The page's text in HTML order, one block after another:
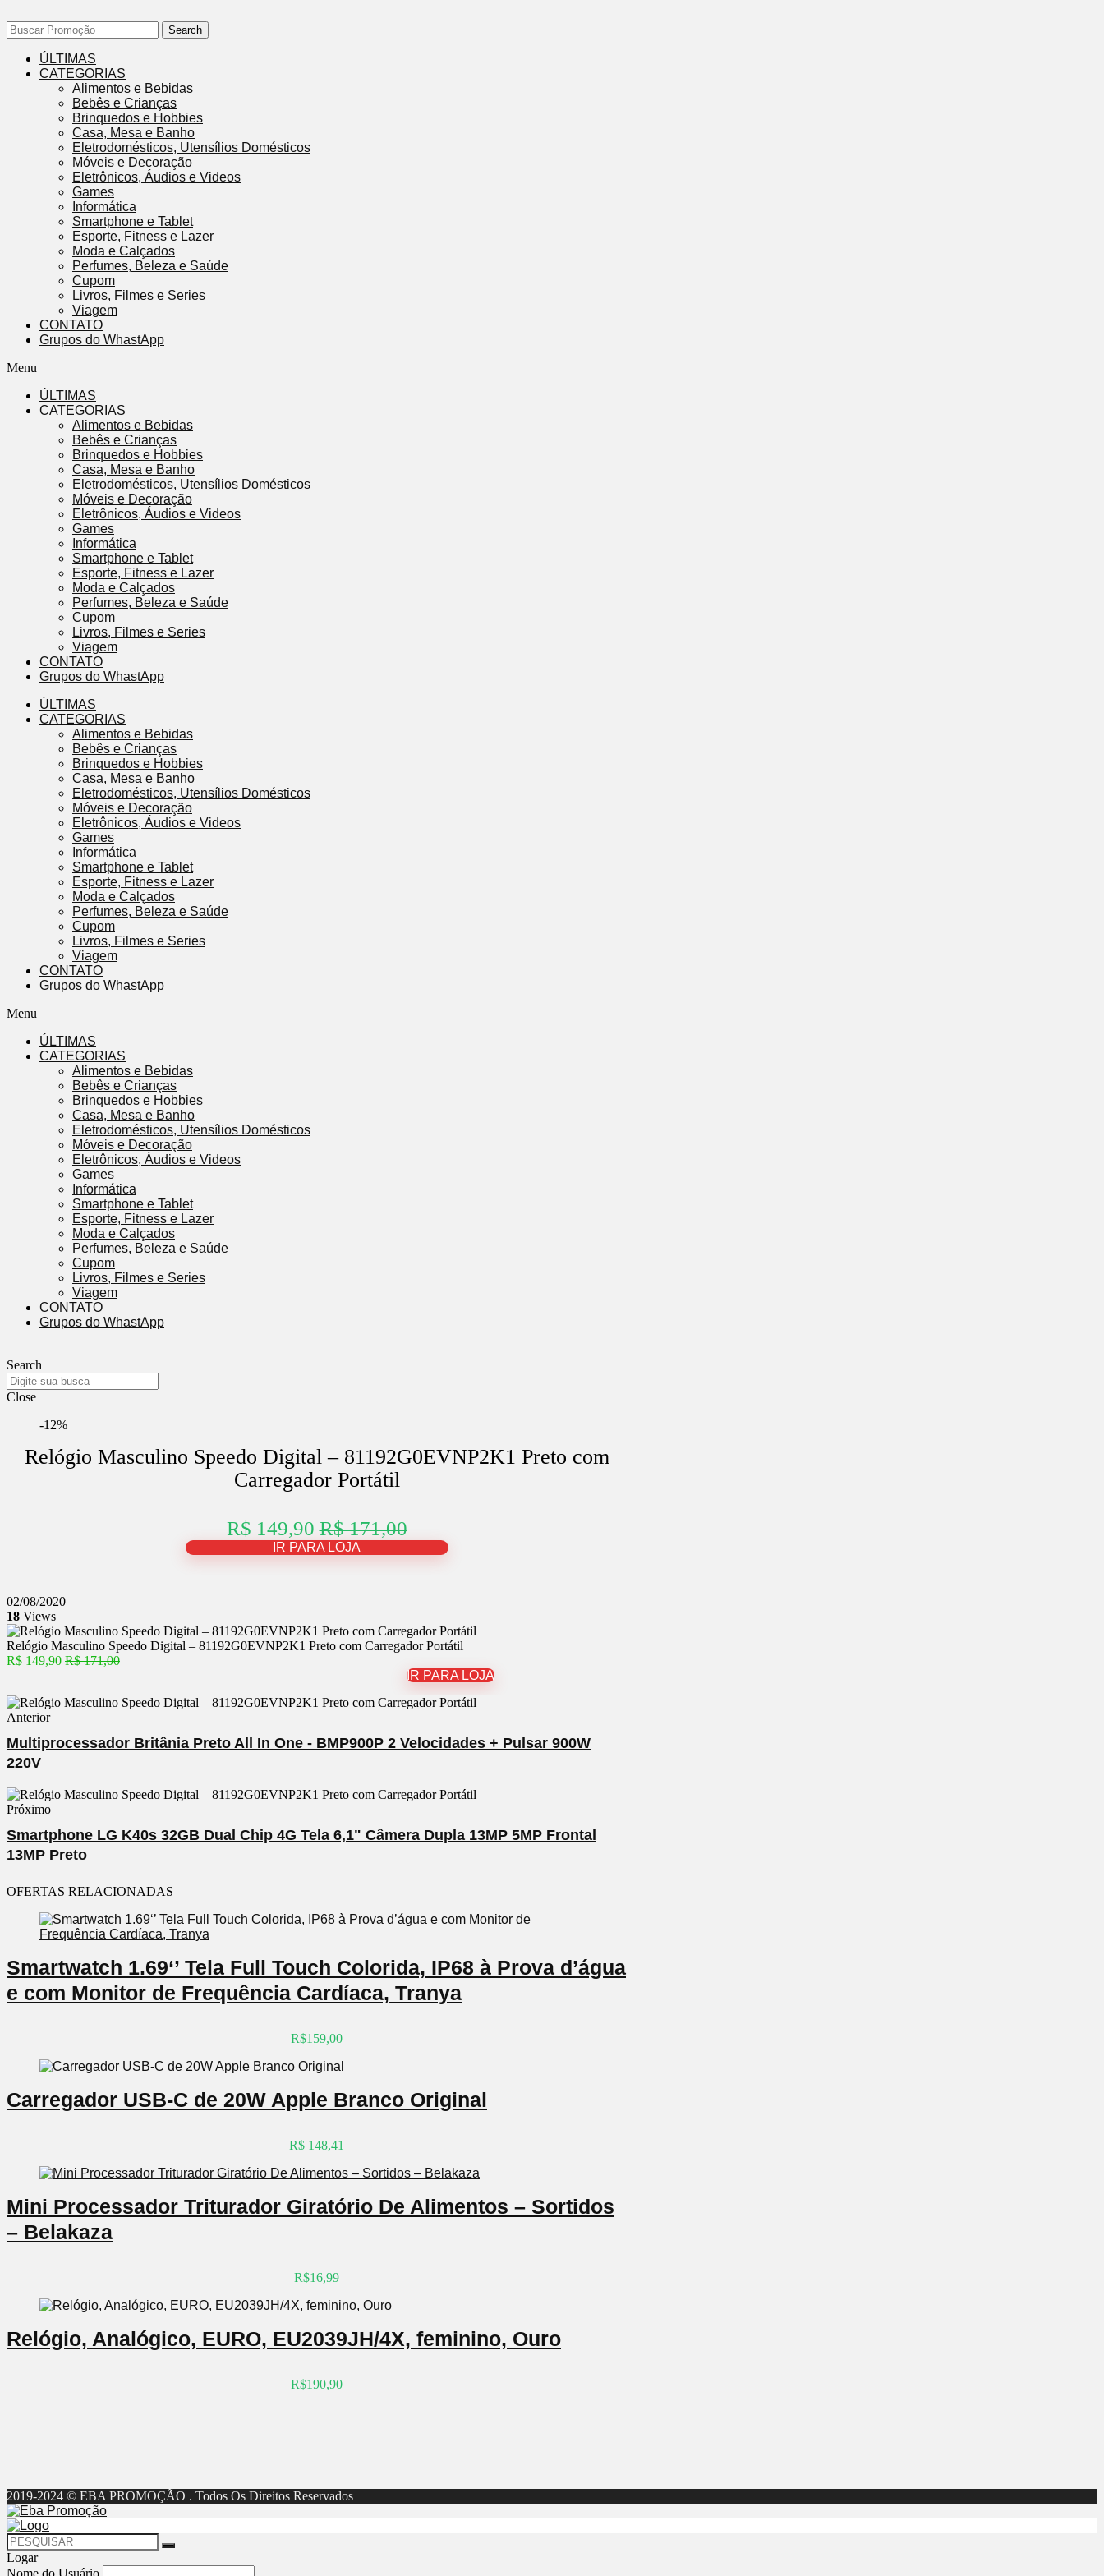
Search
ÚLTIMAS
CATEGORIAS
Alimentos e Bebidas
Bebês e Crianças
Brinquedos e Hobbies
Casa, Mesa e Banho
Eletrodomésticos, Utensílios Domésticos
Móveis e Decoração
Eletrônicos, Áudios e Videos
Games
Informática
Smartphone e Tablet
Esporte, Fitness e Lazer
Moda e Calçados
Perfumes, Beleza e Saúde
Cupom
Livros, Filmes e Series
Viagem
CONTATO
Grupos do WhastApp
Menu
ÚLTIMAS
CATEGORIAS
Alimentos e Bebidas
Bebês e Crianças
Brinquedos e Hobbies
Casa, Mesa e Banho
Eletrodomésticos, Utensílios Domésticos
Móveis e Decoração
Eletrônicos, Áudios e Videos
Games
Informática
Smartphone e Tablet
Esporte, Fitness e Lazer
Moda e Calçados
Perfumes, Beleza e Saúde
Cupom
Livros, Filmes e Series
Viagem
CONTATO
Grupos do WhastApp
ÚLTIMAS
CATEGORIAS
Alimentos e Bebidas
Bebês e Crianças
Brinquedos e Hobbies
Casa, Mesa e Banho
Eletrodomésticos, Utensílios Domésticos
Móveis e Decoração
Eletrônicos, Áudios e Videos
Games
Informática
Smartphone e Tablet
Esporte, Fitness e Lazer
Moda e Calçados
Perfumes, Beleza e Saúde
Cupom
Livros, Filmes e Series
Viagem
CONTATO
Grupos do WhastApp
Menu
ÚLTIMAS
CATEGORIAS
Alimentos e Bebidas
Bebês e Crianças
Brinquedos e Hobbies
Casa, Mesa e Banho
Eletrodomésticos, Utensílios Domésticos
Móveis e Decoração
Eletrônicos, Áudios e Videos
Games
Informática
Smartphone e Tablet
Esporte, Fitness e Lazer
Moda e Calçados
Perfumes, Beleza e Saúde
Cupom
Livros, Filmes e Series
Viagem
CONTATO
Grupos do WhastApp
Search
Close
-12%
Relógio Masculino Speedo Digital – 81192G0EVNP2K1 Preto com
Carregador Portátil
R$ 149,90R$ 171,00
IR PARA LOJA
02/08/2020
18 Views
Relógio Masculino Speedo Digital – 81192G0EVNP2K1 Preto com Carregador Portátil
R$ 149,90 R$ 171,00
IR PARA LOJA
Anterior
Multiprocessador Britânia Preto All In One - BMP900P 2 Velocidades + Pulsar 900W
220V
Próximo
Smartphone LG K40s 32GB Dual Chip 4G Tela 6,1" Câmera Dupla 13MP 5MP Frontal
13MP Preto
OFERTAS RELACIONADAS
Smartwatch 1.69‘’ Tela Full Touch Colorida, IP68 à Prova d’água
e com Monitor de Frequência Cardíaca, Tranya
R$159,00
Carregador USB-C de 20W Apple Branco Original
R$ 148,41
Mini Processador Triturador Giratório De Alimentos – Sortidos
– Belakaza
R$16,99
Relógio, Analógico, EURO, EU2039JH/4X, feminino, Ouro
R$190,90
2019-2024 © EBA PROMOÇÃO . Todos Os Direitos Reservados
Logar
Nome do Usuário